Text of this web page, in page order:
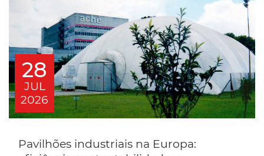
28
JUL
2026
Pavilhões industriais na Europa: